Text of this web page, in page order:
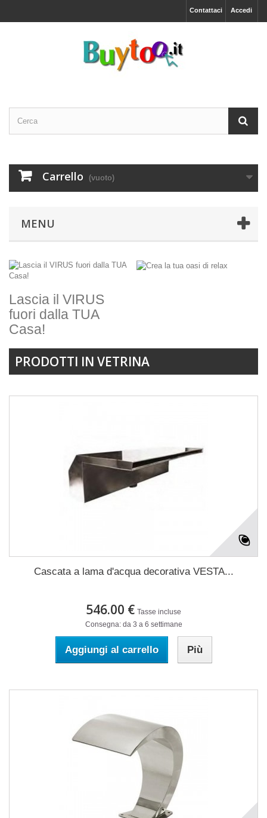
Accedi
Contattaci
Carrello (vuoto)
MENU
Lascia il VIRUS
fuori dalla TUA
Casa!
PRODOTTI IN VETRINA
Cascata a lama d'acqua decorativa VESTA...
546.00 € Tasse incluse
Consegna: da 3 a 6 settimane
Aggiungi al carrello Più